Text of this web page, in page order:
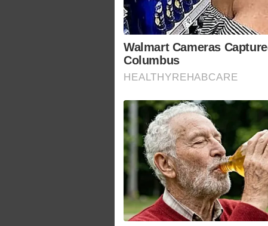
Walmart Cameras
Columbus
HEALTHYREHABCARE